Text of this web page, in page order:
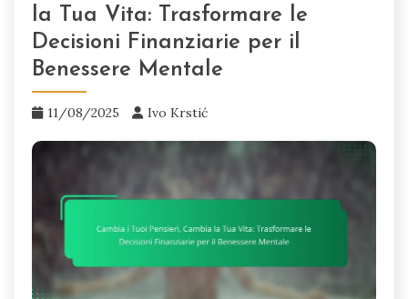
la Tua Vita: Trasformare le
Decisioni Finanziarie per il
Benessere Mentale
11/08/2025 Ivo Krstić